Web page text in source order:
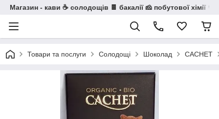
Магазин - кави ☕ солодощів 🍫 бакалії 🧀 побутової хімії 🧼
Товари та послуги Солодощі Шоколад CACHET